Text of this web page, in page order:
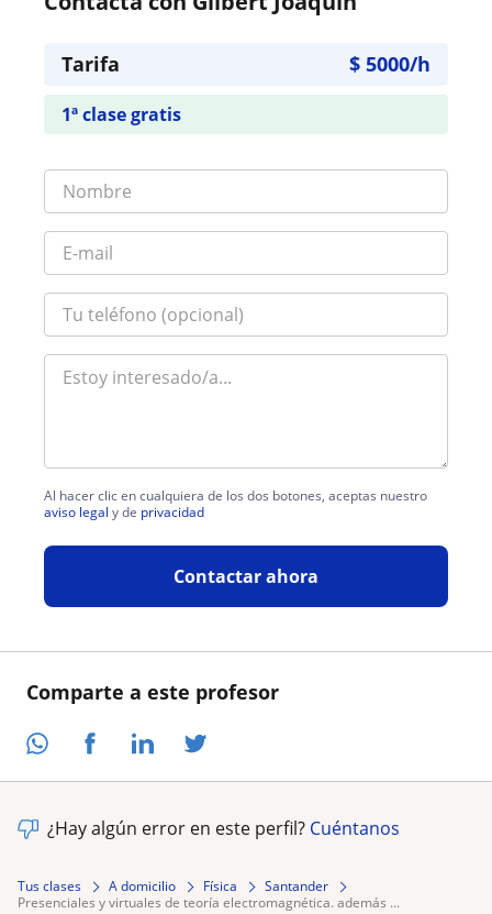
Comparte a este profesor
Tarifa $ 5000/h
1ª clase gratis
Al hacer clic en cualquiera de los dos botones, aceptas nuestro
aviso legal y de privacidad
Contactar ahora
¿Hay algún error en este perfil? Cuéntanos
Tus clases A domicilio Física
Santander
presenciales y virtuales de teoría electromagnética. además ...